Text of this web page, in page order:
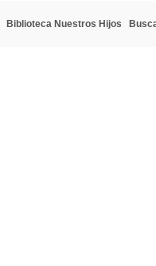
Biblioteca Nuestros Hijos